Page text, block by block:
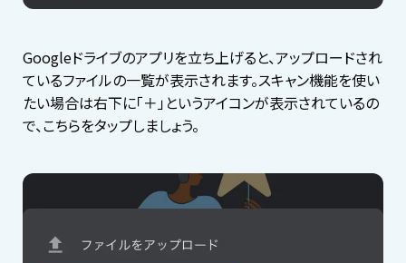
Googleドライブのアプリを立ち上げると、アップロードされ
ているファイルの一覧が表示されます。スキャン機能を使い
たい場合は右下に「＋」というアイコンが表示されているの
で、こちらをタップしましょう。